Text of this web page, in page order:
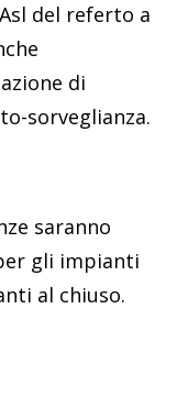
del referto a
di
sorveglianza.
saranno
gli impianti
al chiuso.